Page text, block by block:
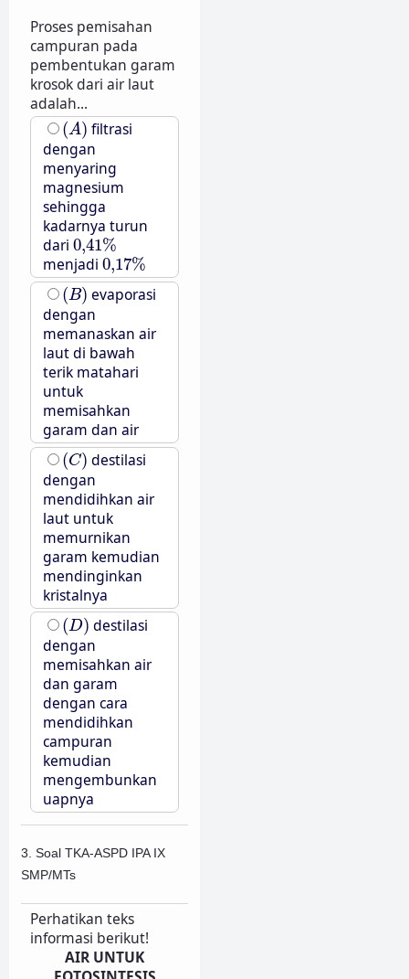
Proses pemisahan
campuran pada
pembentukan garam
krosok dari air laut
adalah...
(A)
(A) filtrasi
dengan
menyaring
magnesium
sehingga
kadarnya turun
dari 0,41%
0,41%
menjadi 0,17%
0,17%
(B)
(B) evaporasi
dengan
memanaskan air
laut di bawah
terik matahari
untuk
memisahkan
garam dan air
(C)
(C) destilasi
dengan
mendidihkan air
laut untuk
memurnikan
garam kemudian
mendinginkan
kristalnya
(D)
(D) destilasi
dengan
memisahkan air
dan garam
dengan cara
mendidihkan
campuran
kemudian
mengembunkan
uapnya
3. Soal TKA-ASPD IPA IX
SMP/MTs
Perhatikan teks
informasi berikut!
AIR UNTUK